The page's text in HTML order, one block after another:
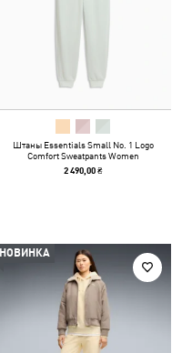
Штаны Essentials Small No. 1 Logo
Comfort Sweatpants Women
2 490,00 ₴
НОВИНКА